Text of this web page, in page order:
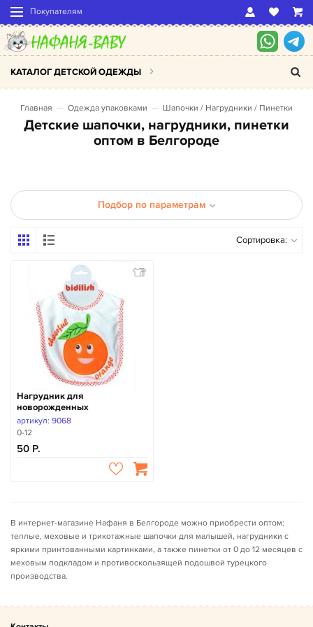
Покупателям
КАТАЛОГ ДЕТСКОЙ ОДЕЖДЫ
Главная Одежда упаковками Шапочки / Нагрудники / Пинетки
Детские шапочки, нагрудники, пинетки
оптом в Белгороде
Подбор по параметрам
Сортировка:
Нагрудник для
новорожденных
артикул: 9068
0-12
50
В интернет-магазине Нафаня в Белгороде можно приобрести оптом:
теплые, меховые и трикотажные шапочки для малышей, нагрудники с
яркими принтованными картинками, а также пинетки от 0 до 12 месяцев с
меховым подкладом и противоскользящей подошвой турецкого
производства.